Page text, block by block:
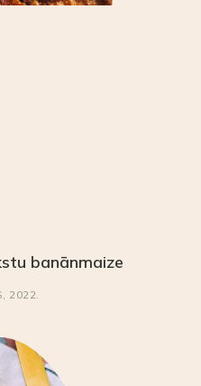
banānmaize
2022.